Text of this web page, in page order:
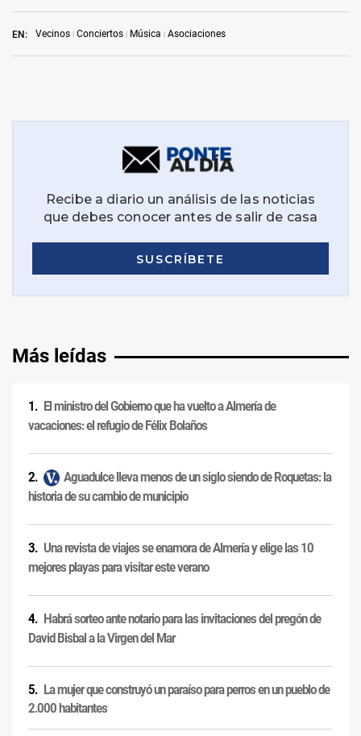
EN: Vecinos Conciertos Música Asociaciones
Más leídas
El ministro del Gobierno que ha vuelto a Almería de
vacaciones: el refugio de Félix Bolaños
Aguadulce lleva menos de un siglo siendo de Roquetas: la
historia de su cambio de municipio
Una revista de viajes se enamora de Almería y elige las 10
mejores playas para visitar este verano
Habrá sorteo ante notario para las invitaciones del pregón de
David Bisbal a la Virgen del Mar
La mujer que construyó un paraíso para perros en un pueblo de
2.000 habitantes